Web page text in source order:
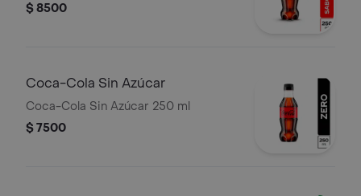
$ 8500
Coca-Cola Sin Azúcar
Coca-Cola Sin Azúcar 250 ml
$ 7500